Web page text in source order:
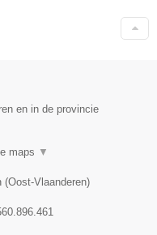
en in de provincie
maps ▼
(Oost-Vlaanderen)